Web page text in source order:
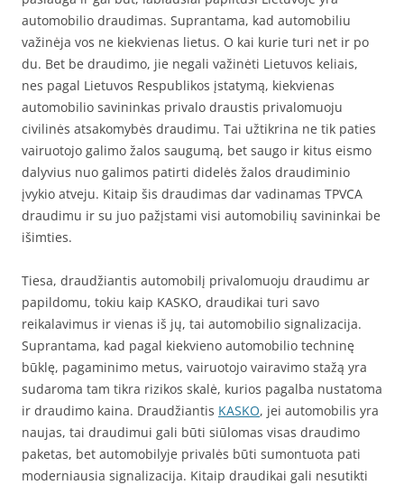
automobilio draudimas. Suprantama, kad automobiliu
važinėja vos ne kiekvienas lietus. O kai kurie turi net ir po
du. Bet be draudimo, jie negali važinėti Lietuvos keliais,
nes pagal Lietuvos Respublikos įstatymą, kiekvienas
automobilio savininkas privalo draustis privalomuoju
civilinės atsakomybės draudimu. Tai užtikrina ne tik paties
vairuotojo galimo žalos saugumą, bet saugo ir kitus eismo
dalyvius nuo galimos patirti didelės žalos draudiminio
įvykio atveju. Kitaip šis draudimas dar vadinamas TPVCA
draudimu ir su juo pažįstami visi automobilių savininkai be
išimties.
Tiesa, draudžiantis automobilį privalomuoju draudimu ar
papildomu, tokiu kaip KASKO, draudikai turi savo
reikalavimus ir vienas iš jų, tai automobilio signalizacija.
Suprantama, kad pagal kiekvieno automobilio techninę
būklę, pagaminimo metus, vairuotojo vairavimo stažą yra
sudaroma tam tikra rizikos skalė, kurios pagalba nustatoma
ir draudimo kaina. Draudžiantis KASKO, jei automobilis yra
naujas, tai draudimui gali būti siūlomas visas draudimo
paketas, bet automobilyje privalės būti sumontuota pati
moderniausia signalizacija. Kitaip draudikai gali nesutikti